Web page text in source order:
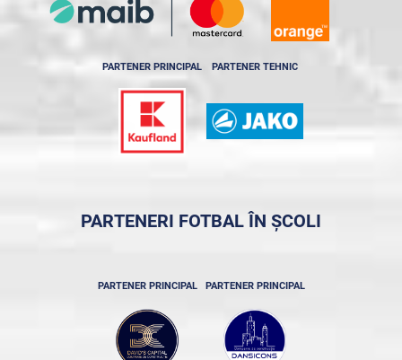
PARTENER PRINCIPAL PARTENER TEHNIC
PARTENERI FOTBAL ÎN ȘCOLI
PARTENER PRINCIPAL PARTENER PRINCIPAL